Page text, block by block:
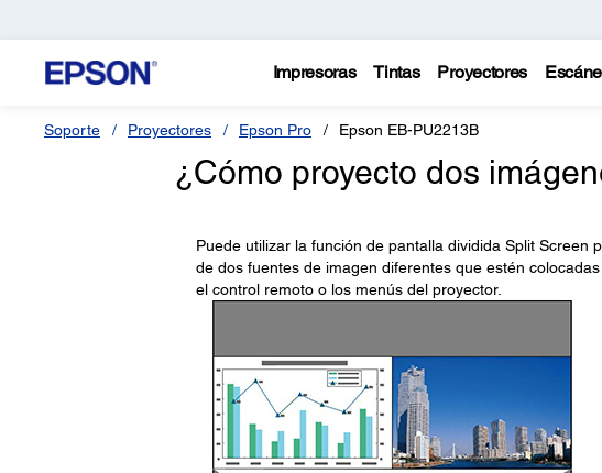
Impresoras Tintas Proyectores
Soporte Proyectores Epson Pro Epson EB-PU2213B
¿Cómo proyecto dos
Puede utilizar la función de pantalla dividida Split
de dos fuentes de imagen diferentes que estén
el control remoto o los menús del proyector.